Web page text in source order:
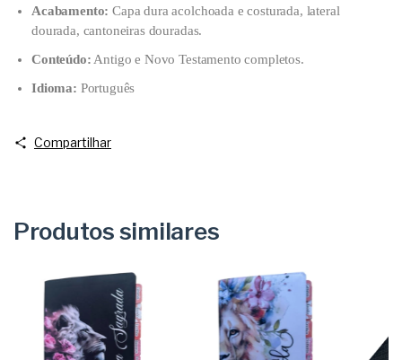
Acabamento: Capa dura acolchoada e costurada, lateral
dourada, cantoneiras douradas.
Conteúdo: Antigo e Novo Testamento completos.
Idioma: Português
Compartilhar
Produtos similares